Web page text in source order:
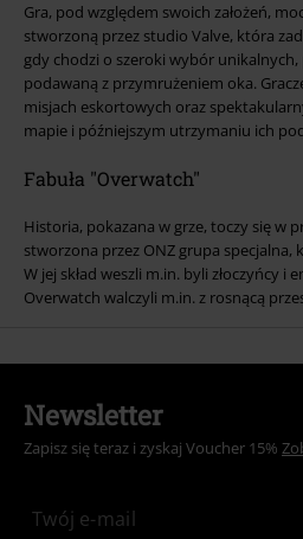
Gra, pod względem swoich założeń,
stworzoną przez studio Valve, która
gdy chodzi o szeroki wybór
podawaną z przymrużeniem oka.
misjach eskortowych oraz
mapie i późniejszym utrzymaniu ich
Fabuła "Overwatch"
Historia, pokazana w grze, toczy się w
stworzona przez ONZ grupa
W jej skład weszli m.in. byli złoczyńcy
Overwatch walczyli m.in. z rosnącą
Newsletter
Zapisz się teraz i zyskaj Voucher 15%